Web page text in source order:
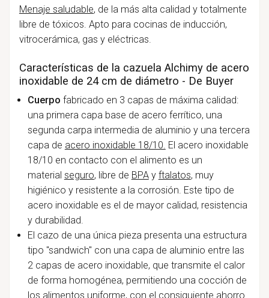
Menaje saludable, de la más alta calidad y totalmente
libre de tóxicos. Apto para cocinas de inducción,
vitrocerámica, gas y eléctricas.
Características de la cazuela Alchimy de acero
inoxidable de 24 cm de diámetro - De Buyer
Cuerpo fabricado en 3 capas de máxima calidad:
una primera capa base de acero ferrítico, una
segunda carpa intermedia de aluminio y una tercera
capa de acero inoxidable 18/10. El acero inoxidable
18/10 en contacto con el alimento es un
material seguro, libre de BPAy ftalatos, muy
higiénico y resistente a la corrosión. Este tipo de
acero inoxidable es el de mayor calidad, resistencia
y durabilidad.
El cazo de una única pieza presenta una estructura
tipo "sandwich" con una capa de aluminio entre las
2 capas de acero inoxidable, que transmite el calor
de forma homogénea, permitiendo una cocción de
los alimentos uniforme, con el consiguiente ahorro